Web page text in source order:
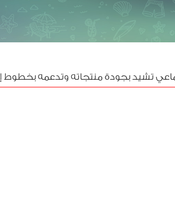
تشيد بجودة منتجاته وتدعمه بخطوط